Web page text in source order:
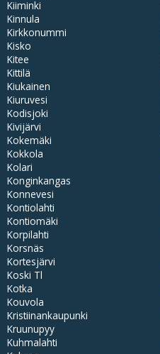
Kiiminki
Kinnula
Kirkkonummi
Kisko
Kitee
Kittilä
Kiukainen
Kiuruvesi
Kodisjoki
Kivijärvi
Kokemäki
Kokkola
Kolari
Konginkangas
Konnevesi
Kontiolahti
Kontiomäki
Korpilahti
Korsnäs
Kortesjärvi
Koski Tl
Kotka
Kouvola
Kristiinankaupunki
Kruunupyy
Kuhmalahti